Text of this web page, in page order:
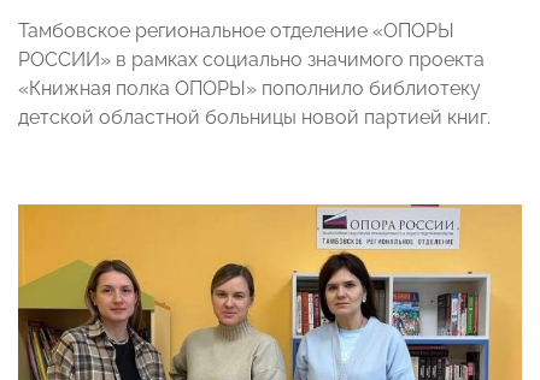
Тамбовское региональное отделение «ОПОРЫ
РОССИИ» в рамках социально значимого проекта
«Книжная полка ОПОРЫ» пополнило библиотеку
детской областной больницы новой партией книг.